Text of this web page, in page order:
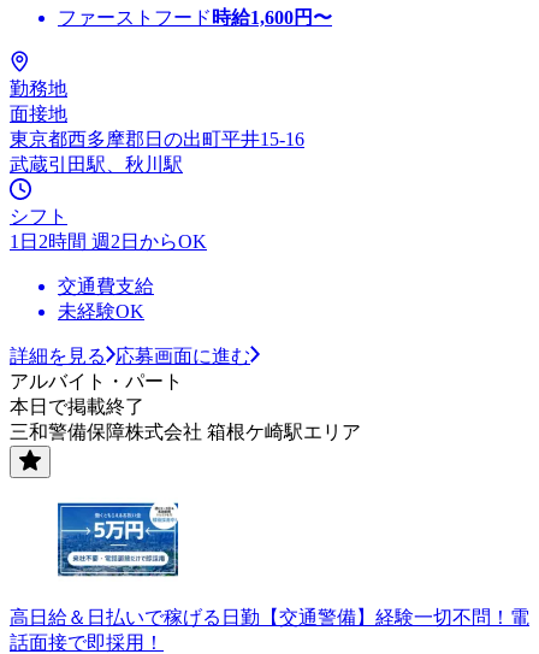
ファーストフード 時給1,600円〜
勤務地
面接地
東京都西多摩郡日の出町平井15-16
武蔵引田駅、秋川駅
シフト
1日2時間 週2日からOK
交通費支給
未経験OK
詳細を見る
応募画面に進む
アルバイト・パート
本日で掲載終了
三和警備保障株式会社 箱根ケ崎駅エリア
高日給＆日払いで稼げる日勤【交通警備】経験一切不問！電
話面接で即採用！